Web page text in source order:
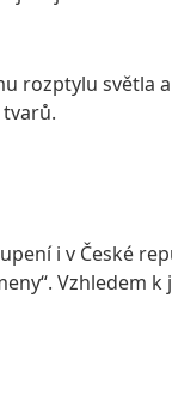
rozptylu světla
i v České
Vzhledem